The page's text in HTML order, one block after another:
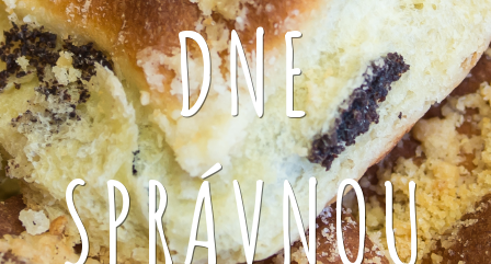
DNE
SPRÁVNOU